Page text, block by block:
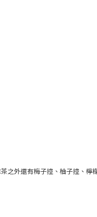
外還有梅子控、柚子控、檸